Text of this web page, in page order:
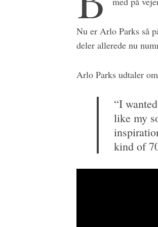
Nu er Arlo Parks så
deler allerede nu
Arlo Parks udtaler
“I
like my
kind of